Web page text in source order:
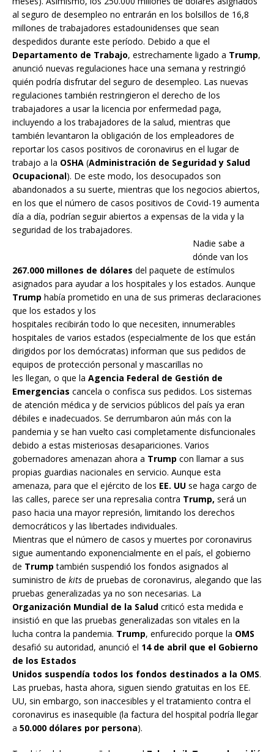
al seguro de desempleo no entrarán en los bolsillos de 16,8
millones de trabajadores estadounidenses que sean
despedidos durante este período. Debido a que el
Departamento de Trabajo, estrechamente ligado a Trump,
anunció nuevas regulaciones hace una semana y restringió
quién podría disfrutar del seguro de desempleo. Las nuevas
regulaciones también restringieron el derecho de los
trabajadores a usar la licencia por enfermedad paga,
incluyendo a los trabajadores de la salud, mientras que
también levantaron la obligación de los empleadores de
reportar los casos positivos de coronavirus en el lugar de
trabajo a la OSHA (Administración de Seguridad y Salud
Ocupacional). De este modo, los desocupados son
abandonados a su suerte, mientras que los negocios abiertos,
en los que el número de casos positivos de Covid-19 aumenta
día a día, podrían seguir abiertos a expensas de la vida y la
seguridad de los trabajadores.
Nadie sabe a
dónde van los
267.000 millones de dólares del paquete de estímulos
asignados para ayudar a los hospitales y los estados. Aunque
Trump había prometido en una de sus primeras declaraciones
que los estados y los
hospitales recibirán todo lo que necesiten, innumerables
hospitales de varios estados (especialmente de los que están
dirigidos por los demócratas) informan que sus pedidos de
equipos de protección personal y mascarillas no
les llegan, o que la Agencia Federal de Gestión de
Emergencias cancela o confisca sus pedidos. Los sistemas
de atención médica y de servicios públicos del país ya eran
débiles e inadecuados. Se derrumbaron aún más con la
pandemia y se han vuelto casi completamente disfuncionales
debido a estas misteriosas desapariciones. Varios
gobernadores amenazan ahora a Trump con llamar a sus
propias guardias nacionales en servicio. Aunque esta
amenaza, para que el ejército de los EE. UU se haga cargo de
las calles, parece ser una represalia contra Trump, será un
paso hacia una mayor represión, limitando los derechos
democráticos y las libertades individuales.
Mientras que el número de casos y muertes por coronavirus
sigue aumentando exponencialmente en el país, el gobierno
de Trump también suspendió los fondos asignados al
suministro de kits de pruebas de coronavirus, alegando que las
pruebas generalizadas ya no son necesarias. La
Organización Mundial de la Salud criticó esta medida e
insistió en que las pruebas generalizadas son vitales en la
lucha contra la pandemia. Trump, enfurecido porque la OMS
desafió su autoridad, anunció el 14 de abril que el Gobierno
de los Estados
Unidos suspendía todos los fondos destinados a la OMS.
Las pruebas, hasta ahora, siguen siendo gratuitas en los EE.
UU, sin embargo, son inaccesibles y el tratamiento contra el
coronavirus es inasequible (la factura del hospital podría llegar
a 50.000 dólares por persona).